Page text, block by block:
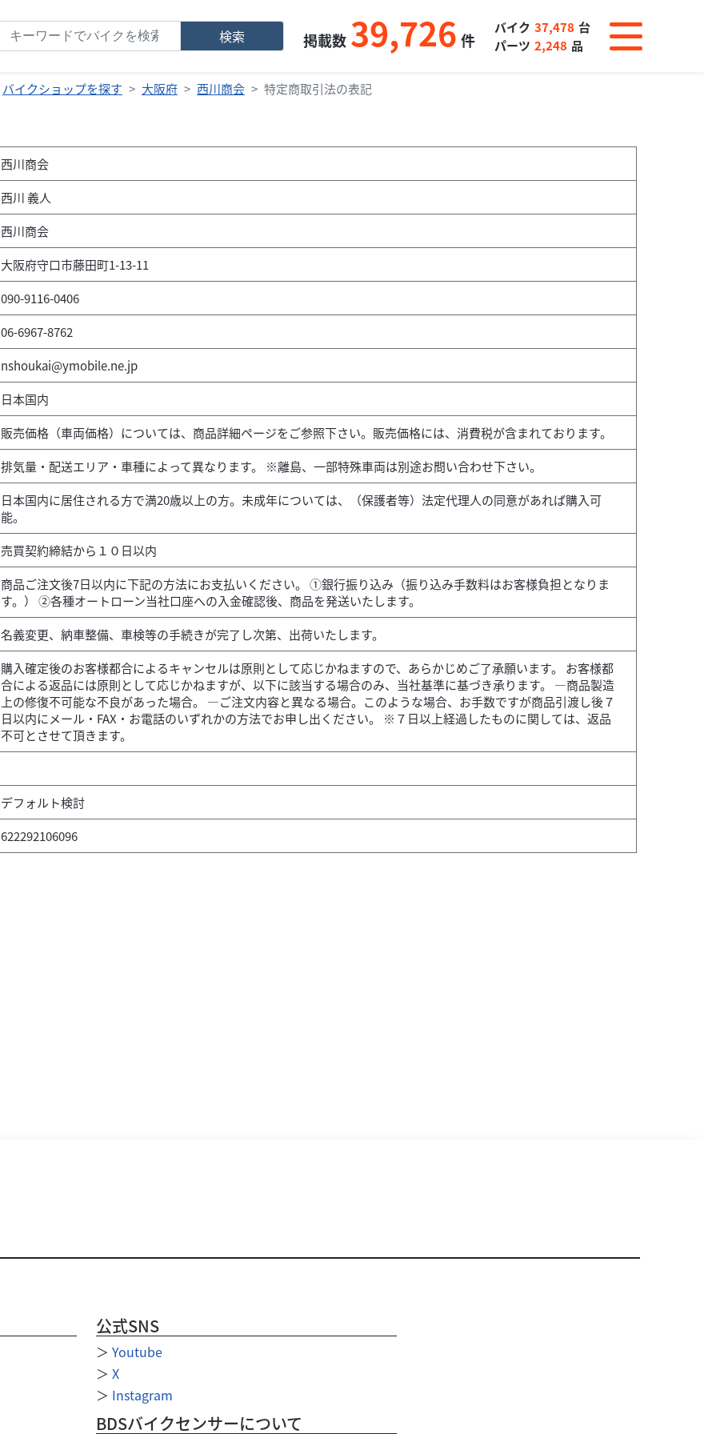
検索 掲載数 39,726 件
バイク 37,478 台
パーツ 2,248 品
バイクショップを探す 大阪府 西川商会 特定商取引法の表記
西川商会
西川 義人
西川商会
大阪府守口市藤田町1-13-11
090-9116-0406
06-6967-8762
nshoukai@ymobile.ne.jp
日本国内
販売価格（車両価格）については、商品詳細ページをご参照下さい。販売価格には、消費税が含まれております。
排気量・配送エリア・車種によって異なります。 ※離島、一部特殊車両は別途お問い合わせ下さい。
日本国内に居住される方で満20歳以上の方。未成年については、（保護者等）法定代理人の同意があれば購入可
能。
売買契約締結から１０日以内
商品ご注文後7日以内に下記の方法にお支払いください。 ①銀行振り込み（振り込み手数料はお客様負担となりま
す。） ②各種オートローン当社口座への入金確認後、商品を発送いたします。
名義変更、納車整備、車検等の手続きが完了し次第、出荷いたします。
購入確定後のお客様都合によるキャンセルは原則として応じかねますので、あらかじめご了承願います。 お客様都
合による返品には原則として応じかねますが、以下に該当する場合のみ、当社基準に基づき承ります。 ―商品製造
上の修復不可能な不良があった場合。 ―ご注文内容と異なる場合。このような場合、お手数ですが商品引渡し後７
日以内にメール・FAX・お電話のいずれかの方法でお申し出ください。 ※７日以上経過したものに関しては、返品
不可とさせて頂きます。
デフォルト検討
622292106096
公式SNS
＞ Youtube
＞ X
＞ Instagram
BDSバイクセンサーについて